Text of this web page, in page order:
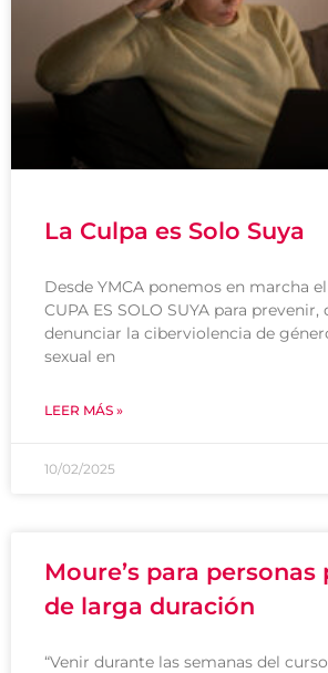
La Culpa es Solo Suya
Desde YMCA ponemos en marcha
CUPA ES SOLO SUYA para
denunciar la ciberviolencia de
sexual en
LEER MÁS »
10/02/2025
Moure’s para personas
de larga duración
“Venir durante las semanas del